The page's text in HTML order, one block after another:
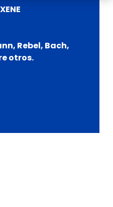
Rebel, Bach,
otros.
y flauta)
flauta)
y